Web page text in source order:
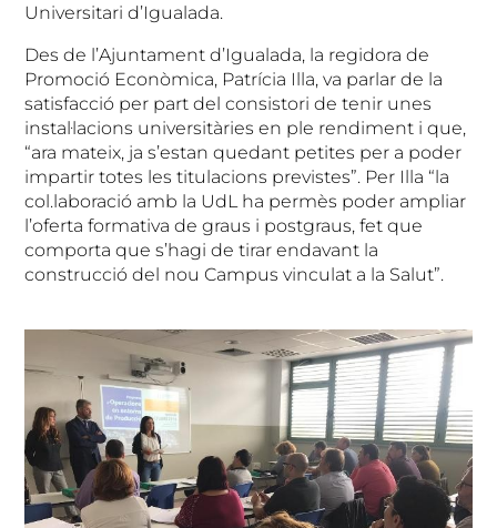
Universitari d’Igualada.
Des de l’Ajuntament d’Igualada, la regidora de
Promoció Econòmica, Patrícia Illa, va parlar de la
satisfacció per part del consistori de tenir unes
instal·lacions universitàries en ple rendiment i que,
“ara mateix, ja s’estan quedant petites per a poder
impartir totes les titulacions previstes”. Per Illa “la
col.laboració amb la UdL ha permès poder ampliar
l’oferta formativa de graus i postgraus, fet que
comporta que s’hagi de tirar endavant la
construcció del nou Campus vinculat a la Salut”.